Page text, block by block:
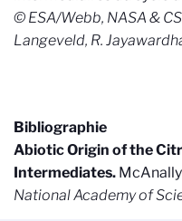
© ESA/Webb, NASA &
Langeveld, R.
Bibliographie
Abiotic Origin of the
Intermediates.
National Academy of